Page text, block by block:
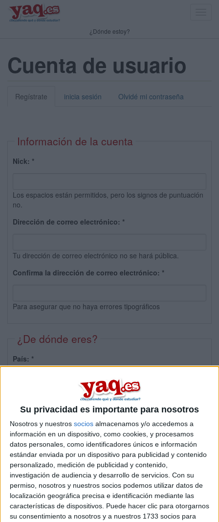
Su privacidad es importante para nosotros
Nosotros y nuestros socios almacenamos y/o accedemos a
información en un dispositivo, como cookies, y procesamos
datos personales, como identificadores únicos e información
estándar enviada por un dispositivo para publicidad y contenido
personalizado, medición de publicidad y contenido,
investigación de audiencia y desarrollo de servicios. Con su
permiso, nosotros y nuestros socios podemos utilizar datos de
localización geográfica precisa e identificación mediante las
características de dispositivos. Puede hacer clic para otorgarnos
su consentimiento a nosotros y a nuestros 1733 socios para
¿Dónde estoy?
Cuenta de usuario
Regístrate inicia sesión Olvidé mi contraseña
Información de la cuenta
Nick: *
Los espacios están permitidos, pero los signos de puntuación
no.
Dirección de correo electrónico: *
Tu dirección de correo electrónico no se hará pública.
Confirma la dirección de correo electrónico: *
Para asegurar que no haya errores tipográficos
¿De dónde eres?
País: *
Sobre ti
Soy:*
Chico
Chica
¿En qué año terminas (o terminaste) bachillerato o FP?